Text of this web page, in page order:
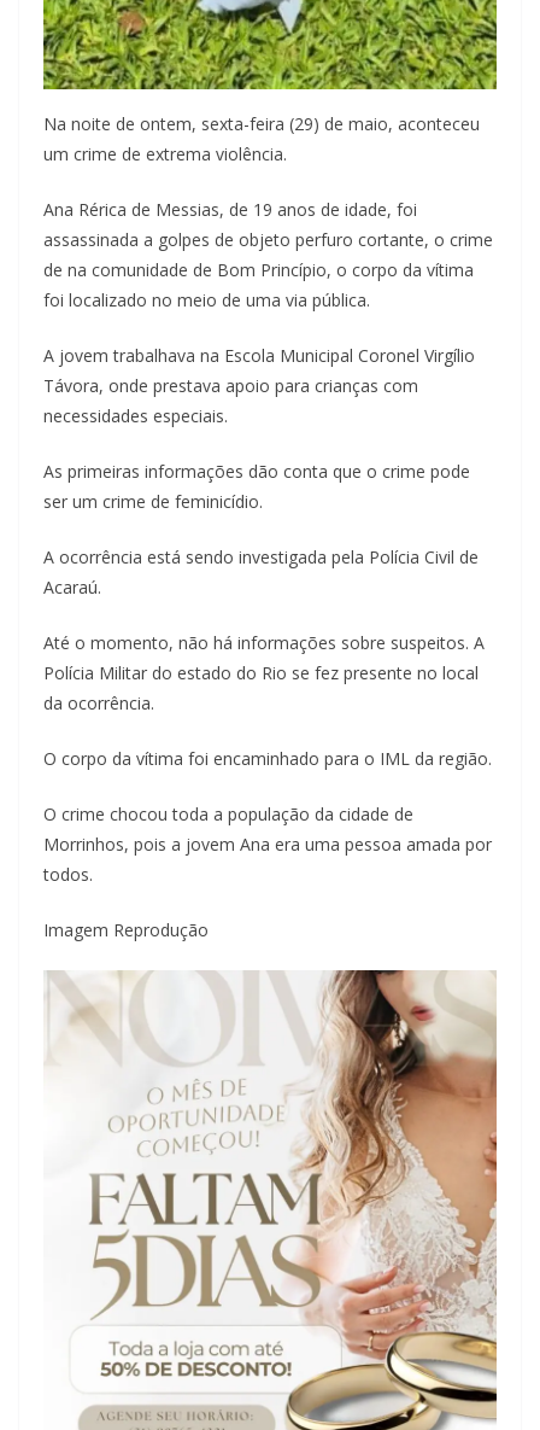
Na noite de ontem, sexta-feira (29) de maio, aconteceu
um crime de extrema violência.
Ana Rérica de Messias, de 19 anos de idade, foi
assassinada a golpes de objeto perfuro cortante, o crime
de na comunidade de Bom Princípio, o corpo da vítima
foi localizado no meio de uma via pública.
A jovem trabalhava na Escola Municipal Coronel Virgílio
Távora, onde prestava apoio para crianças com
necessidades especiais.
As primeiras informações dão conta que o crime pode
ser um crime de feminicídio.
A ocorrência está sendo investigada pela Polícia Civil de
Acaraú.
Até o momento, não há informações sobre suspeitos. A
Polícia Militar do estado do Rio se fez presente no local
da ocorrência.
O corpo da vítima foi encaminhado para o IML da região.
O crime chocou toda a população da cidade de
Morrinhos, pois a jovem Ana era uma pessoa amada por
todos.
Imagem Reprodução